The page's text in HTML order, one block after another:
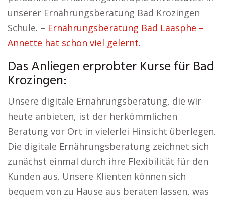
unserer Ernährungsberatung Bad Krozingen
Schule. – Ernährungsberatung Bad Laasphe –
Annette hat schon viel gelernt.
Das Anliegen erprobter Kurse für Bad
Krozingen:
Unsere digitale Ernährungsberatung, die wir
heute anbieten, ist der herkömmlichen
Beratung vor Ort in vielerlei Hinsicht überlegen.
Die digitale Ernährungsberatung zeichnet sich
zunächst einmal durch ihre Flexibilität für den
Kunden aus. Unsere Klienten können sich
bequem von zu Hause aus beraten lassen, was